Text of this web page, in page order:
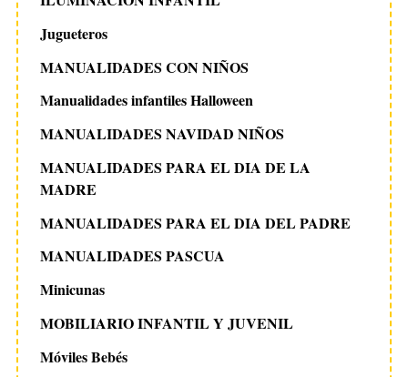
Jugueteros
MANUALIDADES CON NIÑOS
Manualidades infantiles Halloween
MANUALIDADES NAVIDAD NIÑOS
MANUALIDADES PARA EL DIA DE LA
MADRE
MANUALIDADES PARA EL DIA DEL PADRE
MANUALIDADES PASCUA
Minicunas
MOBILIARIO INFANTIL Y JUVENIL
Móviles Bebés